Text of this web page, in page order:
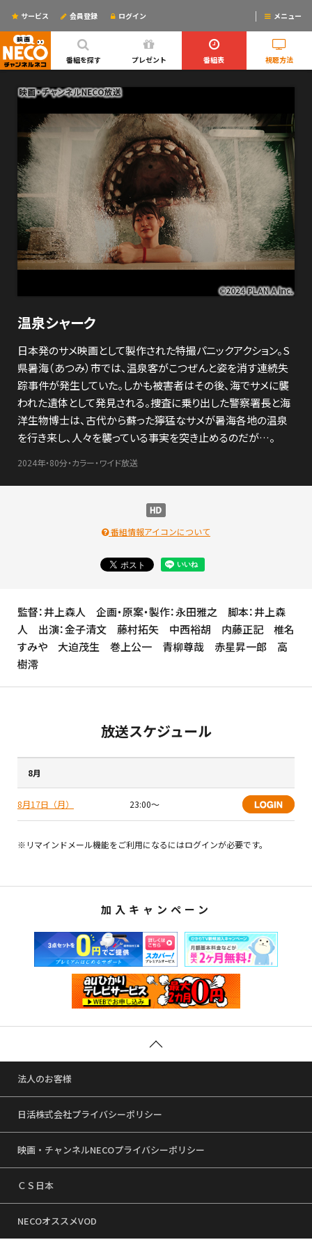
番組を探す プレゼント 番組表 視聴方法
サービス 会員登録 ログイン メニュー
ログインするとリマインドメールが使えるYO!
温泉シャーク
日本発のサメ映画として製作された特撮パニックアクション。S
県暑海（あつみ）市では、温泉客がこつぜんと姿を消す連続失
踪事件が発生していた。しかも被害者はその後、海でサメに襲
われた遺体として発見される。捜査に乗り出した警察署長と海
洋生物博士は、古代から蘇った獰猛なサメが暑海各地の温泉
を行き来し、人々を襲っている事実を突き止めるのだが…。
2024年・80分・カラー・ワイド放送
番組情報アイコンについて
監督：井上森人 企画・原案・製作：永田雅之 脚本：井上森
人 出演：金子清文 藤村拓矢 中西裕胡 内藤正記 椎名
すみや 大迫茂生 巻上公一 青柳尊哉 赤星昇一郎 高
樹澪
放送スケジュール
8月
8月17日（月） 23:00〜
※リマインドメール機能をご利用になるにはログインが必要です。
加入キャンペーン
法人のお客様
日活株式会社プライバシーポリシー
映画・チャンネルNECOプライバシーポリシー
ＣＳ日本
NECOオススメVOD